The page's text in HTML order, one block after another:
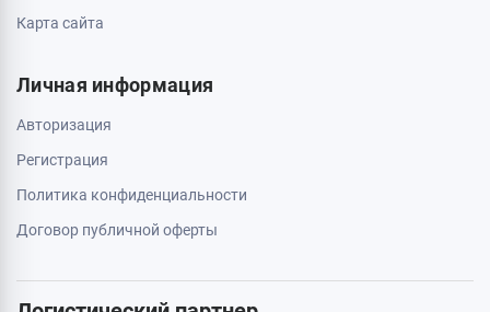
Карта сайта
Личная информация
Авторизация
Регистрация
Политика конфиденциальности
Договор публичной оферты